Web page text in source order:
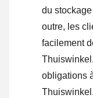
du
outre, les
facilement
obligations